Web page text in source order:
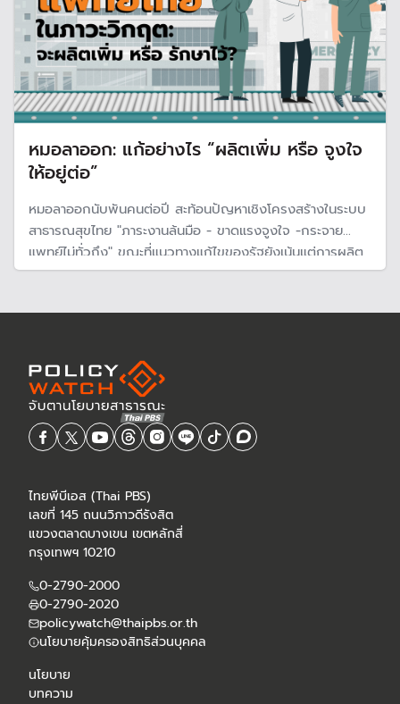
หมอลาออก: แก้อย่างไร “ผลิตเพิ่ม หรือ จูงใจ
ให้อยู่ต่อ”
หมอลาออกนับพันคนต่อปี สะท้อนปัญหาเชิงโครงสร้างในระบบ
สาธารณสุขไทย "ภาระงานล้นมือ - ขาดแรงจูงใจ -กระจาย
แพทย์ไม่ทั่วถึง" ขณะที่แนวทางแก้ไขของรัฐยังเน้นแต่การผลิต
แพทย์เพิ่ม โดยไม่ตอบโจทย์การรักษาแพทย์ให้อยู่ในระบบ
ไทยพีบีเอส (Thai PBS)
เลขที่ 145 ถนนวิภาวดีรังสิต
แขวงตลาดบางเขน เขตหลักสี่
กรุงเทพฯ 10210
0-2790-2000
0-2790-2020
policywatch@thaipbs.or.th
นโยบายคุ้มครองสิทธิส่วนบุคคล
นโยบาย
บทความ